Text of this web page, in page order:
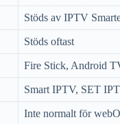
Stöds av IPTV
Stöds oftast
Fire Stick, Android
Smart IPTV, SET
Inte normalt för